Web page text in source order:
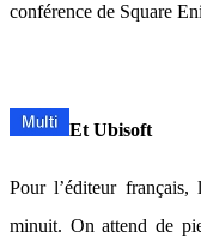
conférence de Square
Et Ubisoft
Pour l’éditeur
minuit. On attend de